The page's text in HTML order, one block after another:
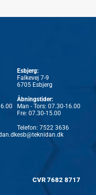
Esbjerg:
Falkevej 7-9
6705 Esbjerg
Åbningstider:
Man - Tors: 07.30-16.00
Fre: 07.30-15.00
Telefon: 7522 3636
esb@teknidan.dk
CVR 7682 8717